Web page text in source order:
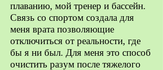
плаванию, мой тренер и бассейн.
Связь со спортом создала для
меня врата позволяющие
отключиться от реальности, где
бы я ни был. Для меня это способ
очистить разум после тяжелого